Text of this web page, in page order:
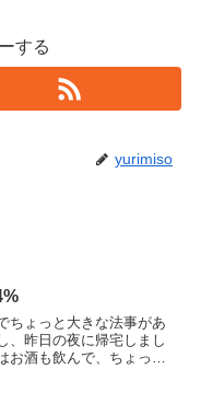
する
yurimiso
ちょっと大きな法事があ
、昨日の夜に帰宅しまし
お酒も飲んで、ちょっと